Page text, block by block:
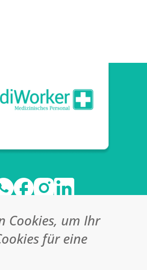
Cookies, um Ihr
für eine